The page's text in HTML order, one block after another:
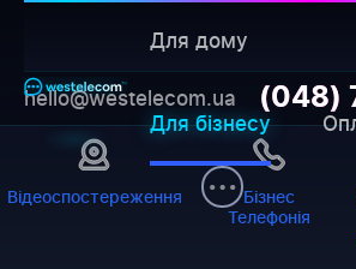
Для дому
Для бізнесу
hello@westelecom.ua (048)
Відеоспостереження
Бізнес
Телефонія